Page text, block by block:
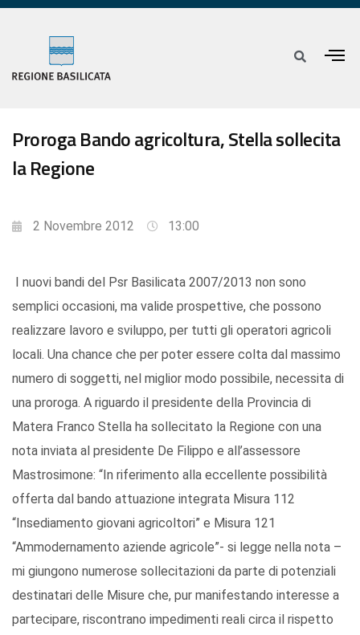
Proroga Bando agricoltura, Stella sollecita
la Regione
2 Novembre 2012 13:00
I nuovi bandi del Psr Basilicata 2007/2013 non sono
semplici occasioni, ma valide prospettive, che possono
realizzare lavoro e sviluppo, per tutti gli operatori agricoli
locali. Una chance che per poter essere colta dal massimo
numero di soggetti, nel miglior modo possibile, necessita di
una proroga. A riguardo il presidente della Provincia di
Matera Franco Stella ha sollecitato la Regione con una
nota inviata al presidente De Filippo e all’assessore
Mastrosimone: “In riferimento alla eccellente possibilità
offerta dal bando attuazione integrata Misura 112
“Insediamento giovani agricoltori” e Misura 121
“Ammodernamento aziende agricole”- si legge nella nota –
mi giungono numerose sollecitazioni da parte di potenziali
destinatari delle Misure che, pur manifestando interesse a
partecipare, riscontrano impedimenti reali circa il rispetto